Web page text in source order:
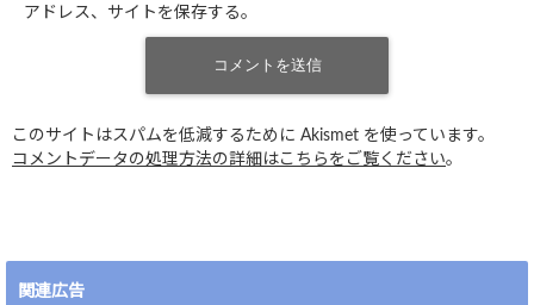
アドレス、サイトを保存する。
このサイトはスパムを低減するために Akismet を使っています。
コメントデータの処理方法の詳細はこちらをご覧ください。
関連広告